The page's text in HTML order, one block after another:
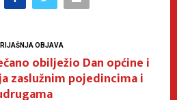
OBJAVA
obilježio Dan općine i
zaslužnim pojedincima i